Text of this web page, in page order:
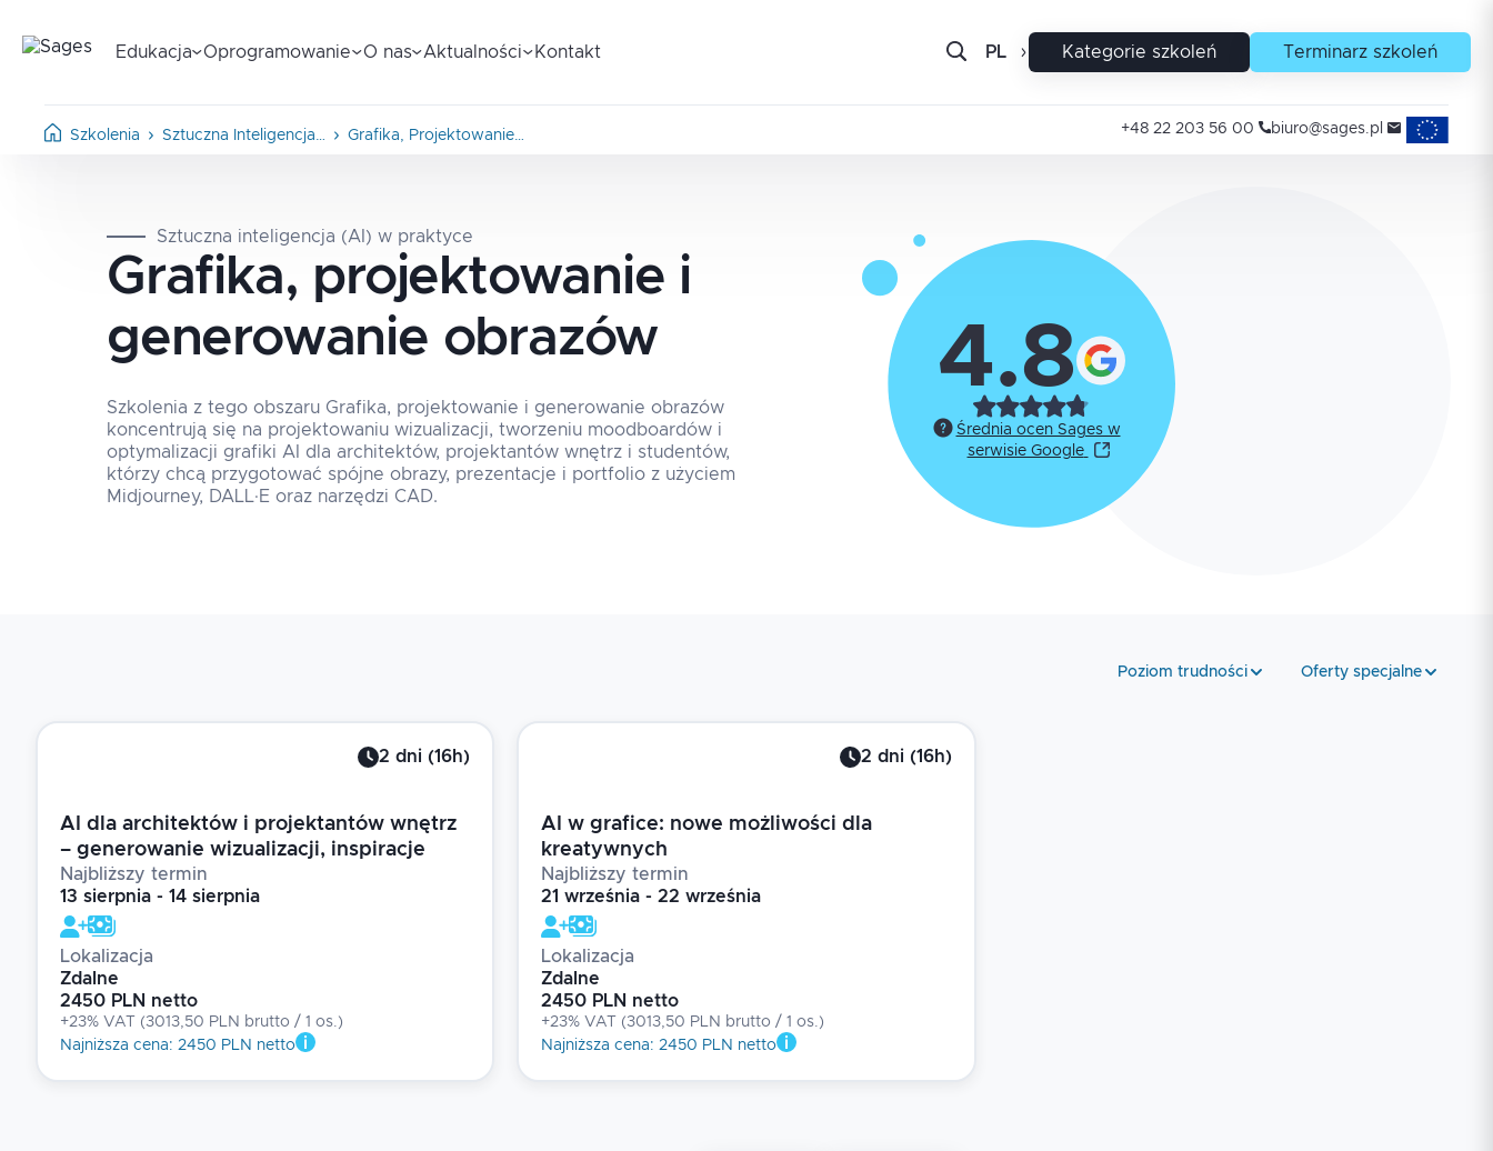
Edukacja Oprogramowanie O nas Aktualności Kontakt PL EN Kategorie szkoleń Terminarz szkoleń
Szkolenia Sztuczna Inteligencja… Grafika, Projektowanie… +48 22 203 56 00 biuro@sages.pl Projekty
Sztuczna inteligencja (AI) w praktyce
Grafika, projektowanie i
generowanie obrazów
Szkolenia z tego obszaru Grafika, projektowanie i generowanie obrazów
koncentrują się na projektowaniu wizualizacji, tworzeniu moodboardów i
optymalizacji grafiki AI dla architektów, projektantów wnętrz i studentów,
którzy chcą przygotować spójne obrazy, prezentacje i portfolio z użyciem
Midjourney, DALL·E oraz narzędzi CAD.
4.8
Średnia ocen Sages w
serwisie Google
Poziom trudności Oferty specjalne
2 dni (16h)
AI dla architektów i projektantów wnętrz
– generowanie wizualizacji, inspiracje
Najbliższy termin
13 sierpnia - 14 sierpnia
Lokalizacja
Zdalne
2450 PLN netto
+23% VAT (3013,50 PLN brutto / 1 os.)
Najniższa cena: 2450 PLN netto
2 dni (16h)
AI w grafice: nowe możliwości dla
kreatywnych
Najbliższy termin
21 września - 22 września
Lokalizacja
Zdalne
2450 PLN netto
+23% VAT (3013,50 PLN brutto / 1 os.)
Najniższa cena: 2450 PLN netto